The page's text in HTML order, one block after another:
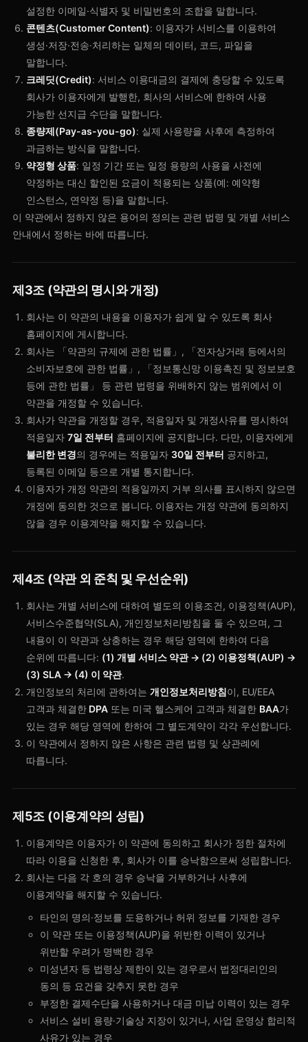
설정한 이메일·식별자 및 비밀번호의 조합을 말합니다.
콘텐츠(Customer Content): 이용자가 서비스를 이용하여
생성·저장·전송·처리하는 일체의 데이터, 코드, 파일을
말합니다.
크레딧(Credit): 서비스 이용대금의 결제에 충당할 수 있도록
회사가 이용자에게 발행한, 회사의 서비스에 한하여 사용
가능한 선지급 수단을 말합니다.
종량제(Pay-as-you-go): 실제 사용량을 사후에 측정하여
과금하는 방식을 말합니다.
약정형 상품: 일정 기간 또는 일정 용량의 사용을 사전에
약정하는 대신 할인된 요금이 적용되는 상품(예: 예약형
인스턴스, 연약정 등)을 말합니다.
이 약관에서 정하지 않은 용어의 정의는 관련 법령 및 개별 서비스
안내에서 정하는 바에 따릅니다.
제3조 (약관의 명시와 개정)
회사는 이 약관의 내용을 이용자가 쉽게 알 수 있도록 회사
홈페이지에 게시합니다.
회사는 「약관의 규제에 관한 법률」, 「전자상거래 등에서의
소비자보호에 관한 법률」, 「정보통신망 이용촉진 및 정보보호
등에 관한 법률」 등 관련 법령을 위배하지 않는 범위에서 이
약관을 개정할 수 있습니다.
회사가 약관을 개정할 경우, 적용일자 및 개정사유를 명시하여
적용일자 7일 전부터 홈페이지에 공지합니다. 다만, 이용자에게
불리한 변경의 경우에는 적용일자 30일 전부터 공지하고,
등록된 이메일 등으로 개별 통지합니다.
이용자가 개정 약관의 적용일까지 거부 의사를 표시하지 않으면
개정에 동의한 것으로 봅니다. 이용자는 개정 약관에 동의하지
않을 경우 이용계약을 해지할 수 있습니다.
제4조 (약관 외 준칙 및 우선순위)
회사는 개별 서비스에 대하여 별도의 이용조건, 이용정책(AUP),
서비스수준협약(SLA), 개인정보처리방침을 둘 수 있으며, 그
내용이 이 약관과 상충하는 경우 해당 영역에 한하여 다음
순위에 따릅니다: (1) 개별 서비스 약관 → (2) 이용정책(AUP) →
(3) SLA → (4) 이 약관.
개인정보의 처리에 관하여는 개인정보처리방침이, EU/EEA
고객과 체결한 DPA 또는 미국 헬스케어 고객과 체결한 BAA가
있는 경우 해당 영역에 한하여 그 별도계약이 각각 우선합니다.
이 약관에서 정하지 않은 사항은 관련 법령 및 상관례에
따릅니다.
제5조 (이용계약의 성립)
이용계약은 이용자가 이 약관에 동의하고 회사가 정한 절차에
따라 이용을 신청한 후, 회사가 이를 승낙함으로써 성립합니다.
회사는 다음 각 호의 경우 승낙을 거부하거나 사후에
이용계약을 해지할 수 있습니다.
타인의 명의·정보를 도용하거나 허위 정보를 기재한 경우
이 약관 또는 이용정책(AUP)을 위반한 이력이 있거나
위반할 우려가 명백한 경우
미성년자 등 법령상 제한이 있는 경우로서 법정대리인의
동의 등 요건을 갖추지 못한 경우
부정한 결제수단을 사용하거나 대금 미납 이력이 있는 경우
서비스 설비 용량·기술상 지장이 있거나, 사업 운영상 합리적
사유가 있는 경우